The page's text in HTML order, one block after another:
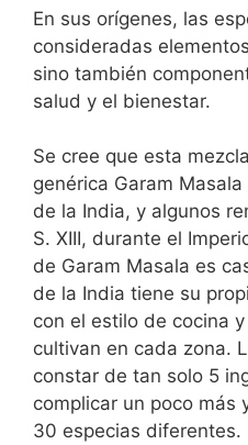
En sus orígenes, las
consideradas
sino también
salud y el bienestar.
Se cree que esta
genérica Garam
de la India, y algunos
S. XIII, durante el
de Garam Masala es
de la India tiene su
con el estilo de cocina
cultivan en cada zona.
constar de tan solo 5
complicar un poco más
30 especias diferentes.